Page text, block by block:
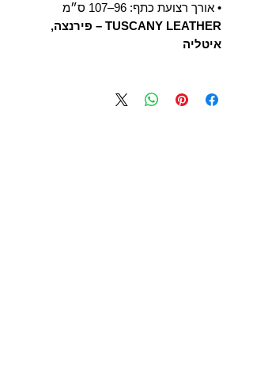
• אורך רצועת כתף: 96–107 ס״מ
TUSCANY LEATHER – פירנצה,
איטליה